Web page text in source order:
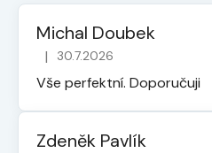
Michal Doubek
Hodnocení obchodu je 5 z
| 30.7.2026
Vše perfektní. Doporučuji
Zdeněk Pavlík